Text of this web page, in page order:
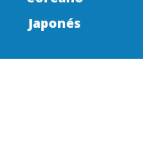
Japonés